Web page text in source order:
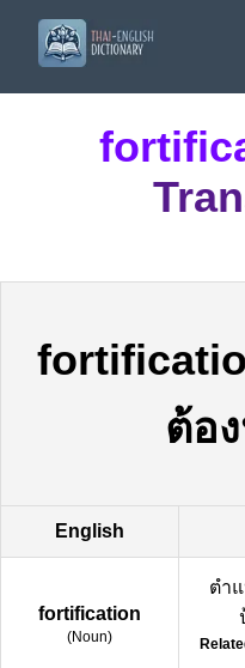
ต้อ
English
fortification
(Noun)
ตำ